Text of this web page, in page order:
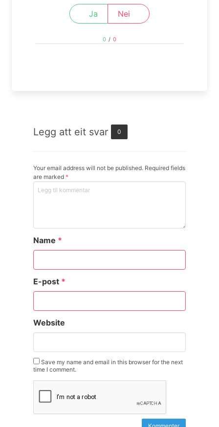
Ja Nei
0 / 0
Legg att eit svar 0
Your email address will not be published. Required fields
are marked *
Name *
E-post *
Website
Save my name and email in this browser for the next
time I comment.